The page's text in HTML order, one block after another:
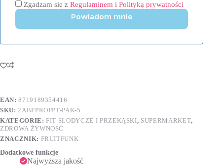
Zgadzam się z Regulaminem i Polityką prywatności
Powiadom mnie
EAN:8719189354416
SKU: 2ABFPROPPT-PAK-5
KATEGORIE:FIT SŁODYCZE I PRZEKĄSKI, SUPERMARKET,
ZDROWA ŻYWNOŚĆ
ZNACZNIK: FRUITFUNK
Dodatkowe funkcje
Najwyższa jakość